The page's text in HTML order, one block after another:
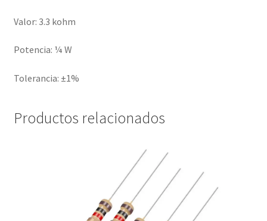
Valor: 3.3 kohm
Potencia: ¼ W
Tolerancia: ±1%
Productos relacionados